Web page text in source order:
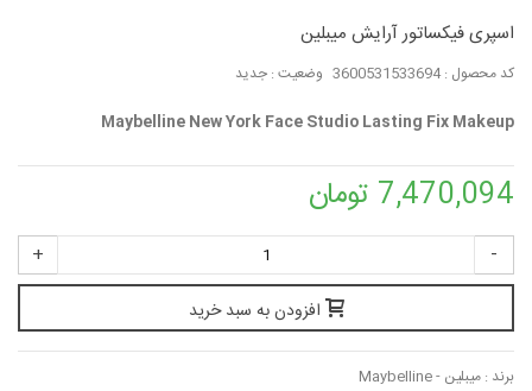
اسپری فیکساتور آرایش میبلین
کد محصول : 3600531533694 وضعیت : جدید
Maybelline New York Face Studio Lasting Fix Makeup
7,470,094 تومان
-
+
افزودن به سبد خرید
برند : میبلین - Maybelline